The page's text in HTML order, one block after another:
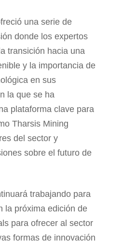
una serie de
donde los expertos
transición hacia una
y la importancia de
en sus
la que se ha
plataforma clave para
Tharsis Mining
del sector y
sobre el futuro de
trabajando para
la próxima edición de
para ofrecer al sector
formas de innovación